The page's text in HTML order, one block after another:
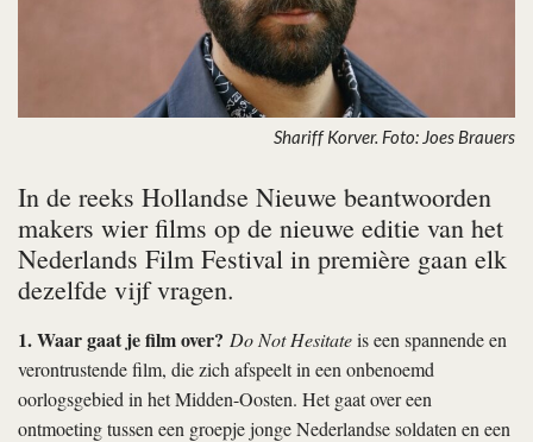
Shariff Korver. Foto: Joes Brauers
In de reeks Hollandse Nieuwe beantwoorden
makers wier films op de nieuwe editie van het
Nederlands Film Festival in première gaan elk
dezelfde vijf vragen.
1. Waar gaat je film over? Do Not Hesitateis een spannende en
verontrustende film, die zich afspeelt in een onbenoemd
oorlogsgebied in het Midden-Oosten. Het gaat over een
ontmoeting tussen een groepje jonge Nederlandse soldaten en een